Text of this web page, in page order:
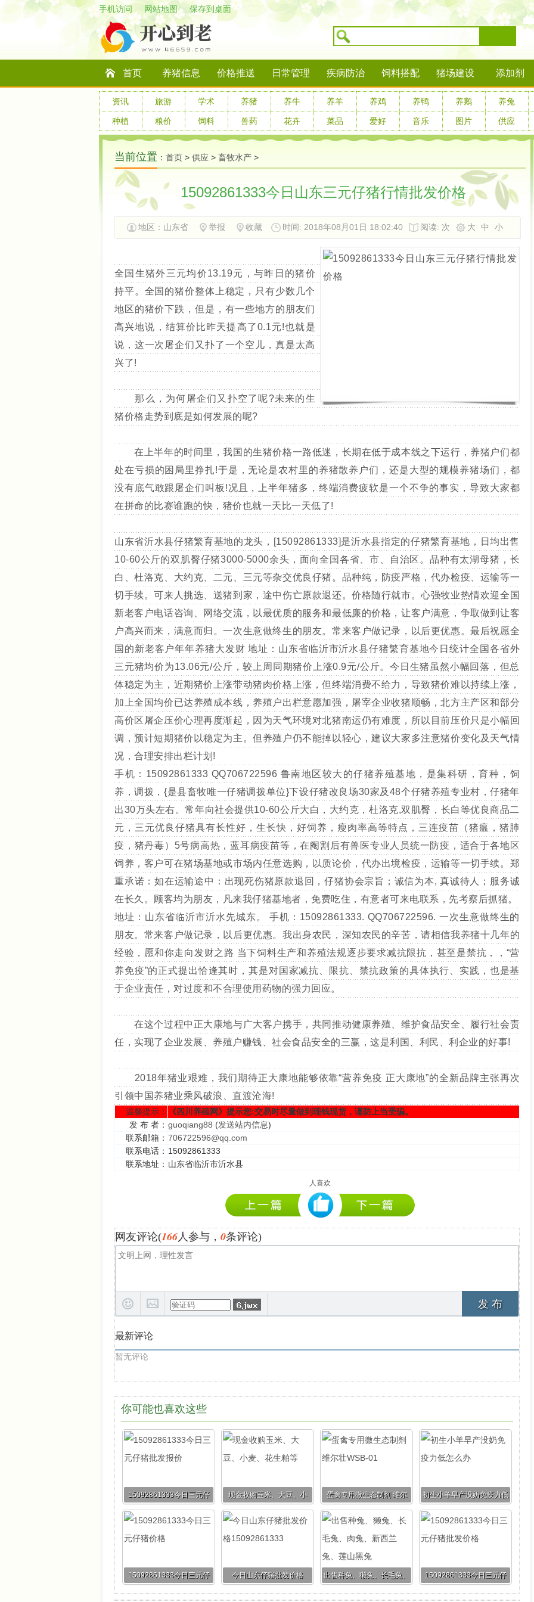
手机访问 网站地图 保存到桌面
首页 养猪信息 价格推送 日常管理 疾病防治 饲料搭配 猪场建设 添加剂
资讯 旅游 学术 养猪 养牛 养羊 养鸡 养鸭 养鹅 养兔
种植 粮价 饲料 兽药 花卉 菜品 爱好 音乐 图片 供应
当前位置 ： 首页 > 供应 > 畜牧水产 >
15092861333今日山东三元仔猪行情批发价格
地区： 山东省 举报 收藏 时间: 2018年08月01日 18:02:40 阅读: 次 大 中 小
全国生猪外三元均价13.19元，与昨日的猪价
持平。全国的猪价整体上稳定，只有少数几个
地区的猪价下跌，但是，有一些地方的朋友们
高兴地说，结算价比昨天提高了0.1元!也就是
说，这一次屠企们又扑了一个空儿，真是太高
兴了!
那么，为何屠企们又扑空了呢?未来的生
猪价格走势到底是如何发展的呢?
在上半年的时间里，我国的生猪价格一路低迷，长期在低于成本线之下运行，养猪户们都
处在亏损的困局里挣扎!于是，无论是农村里的养猪散养户们，还是大型的规模养猪场们，都
没有底气敢跟屠企们叫板!况且，上半年猪多，终端消费疲软是一个不争的事实，导致大家都
在拼命的比赛谁跑的快，猪价也就一天比一天低了!
山东省沂水县仔猪繁育基地的龙头，[15092861333]是沂水县指定的仔猪繁育基地，日均出售
10-60公斤的双肌臀仔猪3000-5000余头，面向全国各省、市、自治区。品种有太湖母猪，长
白、杜洛克、大约克、二元、三元等杂交优良仔猪。品种纯，防疫严格，代办检疫、运输等一
切手续。可来人挑选、送猪到家，途中伤亡原款退还。价格随行就市。心强牧业热情欢迎全国
新老客户电话咨询、网络交流，以最优质的服务和最低廉的价格，让客户满意，争取做到让客
户高兴而来，满意而归。一次生意做终生的朋友。常来客户做记录，以后更优惠。最后祝愿全
国的新老客户年年养猪大发财 地址：山东省临沂市沂水县仔猪繁育基地今日统计全国各省外
三元猪均价为13.06元/公斤，较上周同期猪价上涨0.9元/公斤。今日生猪虽然小幅回落，但总
体稳定为主，近期猪价上涨带动猪肉价格上涨，但终端消费不给力，导致猪价难以持续上涨，
加上全国均价已达养殖成本线，养殖户出栏意愿加强，屠宰企业收猪顺畅，北方主产区和部分
高价区屠企压价心理再度渐起，因为天气环境对北猪南运仍有难度，所以目前压价只是小幅回
调，预计短期猪价以稳定为主。但养殖户仍不能掉以轻心，建议大家多注意猪价变化及天气情
况，合理安排出栏计划!
手机：15092861333 QQ706722596 鲁南地区较大的仔猪养殖基地，是集科研，育种，饲
养，调拨，{是县畜牧唯一仔猪调拨单位}下设仔猪改良场30家及48个仔猪养殖专业村，仔猪年
出30万头左右。常年向社会提供10-60公斤大白，大约克，杜洛克,双肌臀，长白等优良商品二
元，三元优良仔猪具有长性好，生长快，好饲养，瘦肉率高等特点，三连疫苗（猪瘟，猪肺
疫，猪丹毒）5号病高热，蓝耳病疫苗等，在阉割后有兽医专业人员统一防疫，适合于各地区
饲养，客户可在猪场基地或市场内任意选购，以质论价，代办出境检疫，运输等一切手续。郑
重承诺：如在运输途中：出现死伤猪原款退回，仔猪协会宗旨；诚信为本, 真诚待人；服务诚
在长久。顾客均为朋友，凡来我仔猪基地者，免费吃住，有意者可来电联系，先考察后抓猪。
地址：山东省临沂市沂水先城东。 手机：15092861333. QQ706722596. 一次生意做终生的
朋友。常来客户做记录，以后更优惠。我出身农民，深知农民的辛苦，请相信我养猪十几年的
经验，愿和你走向发财之路 当下饲料生产和养殖法规逐步要求减抗限抗，甚至是禁抗，，“营
养免疫”的正式提出恰逢其时，其是对国家减抗、限抗、禁抗政策的具体执行、实践，也是基
于企业责任，对过度和不合理使用药物的强力回应。
在这个过程中正大康地与广大客户携手，共同推动健康养殖、维护食品安全、履行社会责
任，实现了企业发展、养殖户赚钱、社会食品安全的三赢，这是利国、利民、利企业的好事!
2018年猪业艰难，我们期待正大康地能够依靠“营养免疫 正大康地”的全新品牌主张再次
引领中国养猪业乘风破浪、直渡沧海!
温馨提示：
《四川养殖网》提示您:交易时尽量做到现钱现货，谨防上当受骗。
发 布 者： guoqiang88 (发送站内信息)
联系邮箱： 706722596@qq.com
联系电话： 15092861333
联系地址： 山东省临沂市沂水县
人喜欢
网友评论(166人参与， 0条评论)
发 布
最新评论
暂无评论
你可能也喜欢这些
15092861333今日三元仔
猪批发报价
现金收购玉米、大豆、小
麦、花生粕等
蛋禽专用微生态制剂 维尔
壮WSB-01
初生小羊早产没奶免疫力低
怎么办
15092861333今日三元仔
今日山东仔猪批发价格
出售种兔、獭兔、长毛兔、
15092861333今日三元仔